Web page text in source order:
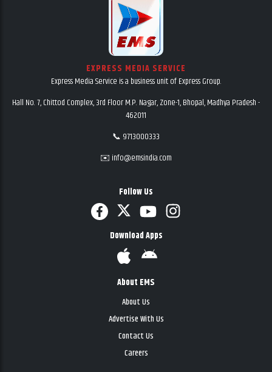
EXPRESS MEDIA SERVICE
Express Media Service is a business unit of Express Group.
Hall No. 7, Chittod Complex, 3rd Floor M.P. Nagar, Zone-1, Bhopal, Madhya Pradesh -
462011
📞 9713000333
✉️ info@emsindia.com
Follow Us
Download Apps
About EMS
About Us
Advertise With Us
Contact Us
Careers